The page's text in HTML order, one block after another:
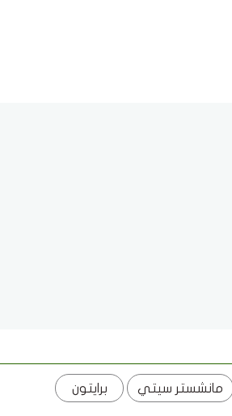
مانشستر سيتي برايتون